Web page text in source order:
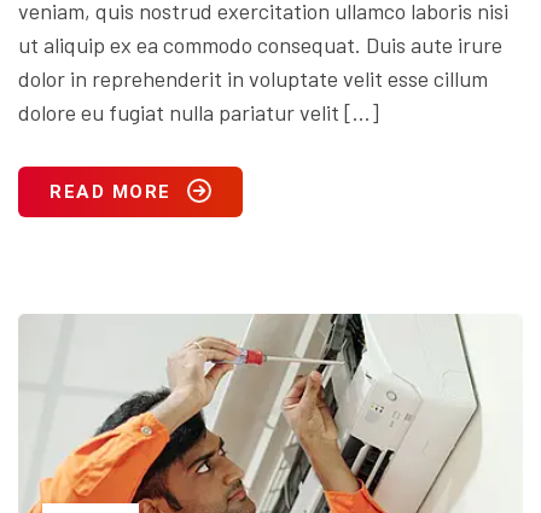
veniam, quis nostrud exercitation ullamco laboris nisi
ut aliquip ex ea commodo consequat. Duis aute irure
dolor in reprehenderit in voluptate velit esse cillum
dolore eu fugiat nulla pariatur velit […]
READ MORE